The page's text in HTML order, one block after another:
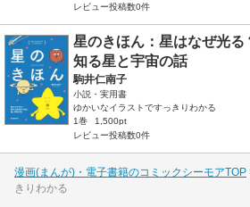
レビュー投稿数0件
星のきほん：星はなぜ光る
知る星と宇宙の話
駒井仁南子
小説・実用書
ゆかいなイラストですっきりわかる
1巻
1,500pt
レビュー投稿数0件
漫画(まんが)・電子書籍のコミックシーモアTOP
きりわかる